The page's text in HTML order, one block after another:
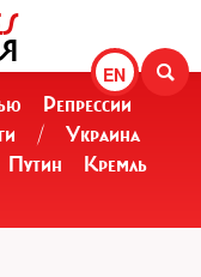
EN
Репрессии
/
Украина
Путин
Кремль